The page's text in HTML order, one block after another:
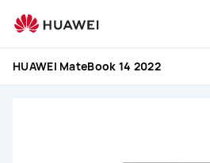
MateBook
2022
HUAWEI MateBook 14 2022